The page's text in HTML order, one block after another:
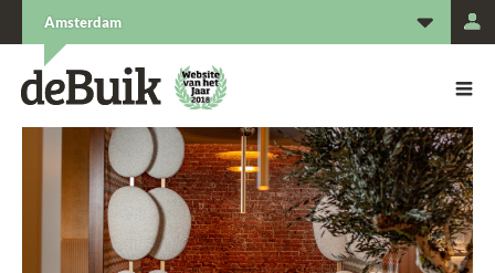
Amsterdam
De Buik van {city: city}
De Buik